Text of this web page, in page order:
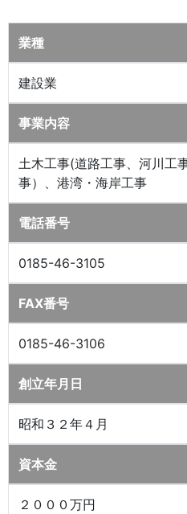
業種
建設業
事業内容
土木工事(道路工事、河川工
事）、港湾・海岸工事
電話番号
0185-46-3105
FAX番号
0185-46-3106
創立年月日
昭和３２年４月
資本金
２０００万円